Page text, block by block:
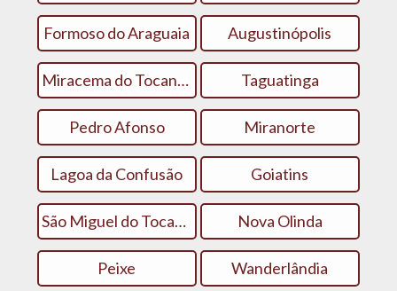
Formoso do Araguaia Augustinópolis
Miracema do Tocantins Taguatinga
Pedro Afonso Miranorte
Lagoa da Confusão Goiatins
São Miguel do Tocantins Nova Olinda
Peixe Wanderlândia